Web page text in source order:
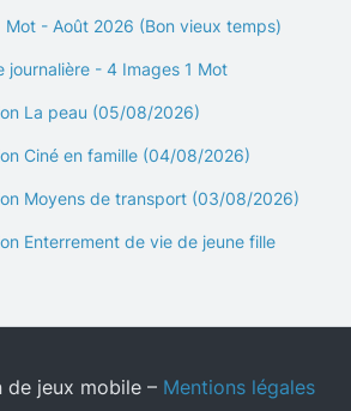
Mot - Août 2026 (Bon vieux temps)
journalière - 4 Images 1 Mot
La peau (05/08/2026)
Ciné en famille (04/08/2026)
Moyens de transport (03/08/2026)
Enterrement de vie de jeune fille
jeux mobile – Mentions légales